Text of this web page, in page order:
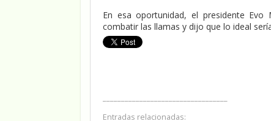
En esa oportunidad, el presidente
combatir las llamas y dijo que lo ideal
Entradas relacionadas: